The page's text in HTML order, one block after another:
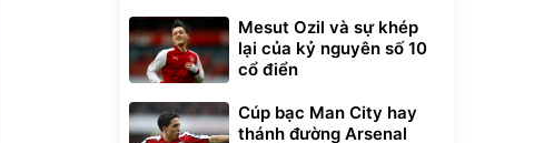
Mesut Ozil và sự khép
lại của kỷ nguyên số 10
cổ điển
Cúp bạc Man City hay
thánh đường Arsenal